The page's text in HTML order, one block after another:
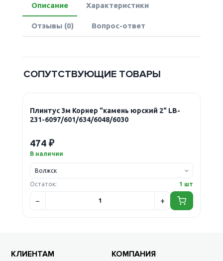
Описание Характеристики
Отзывы (0) Вопрос-ответ
СОПУТСТВУЮЩИЕ ТОВАРЫ
Плинтус 3м Корнер "камень юрский 2" LB-
231-6097/601/634/6048/6030
474 ₽
В наличии
Остаток: 1 шт
КЛИЕНТАМ КОМПАНИЯ